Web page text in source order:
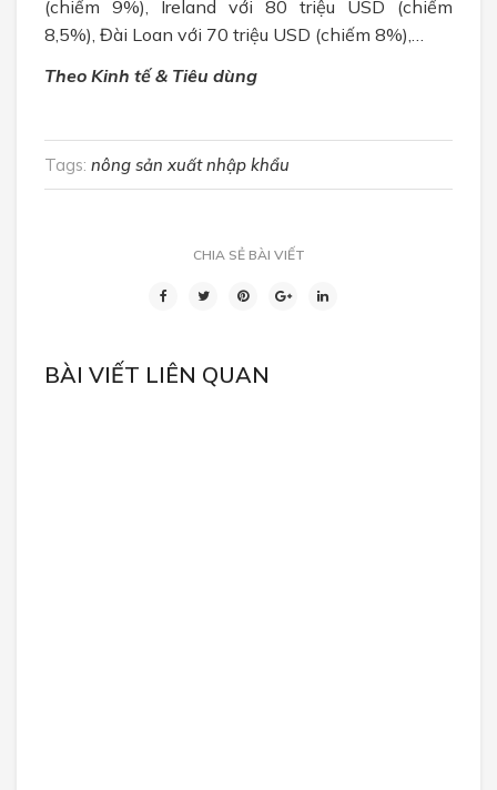
(chiếm 9%), Ireland với 80 triệu USD (chiếm
8,5%), Đài Loan với 70 triệu USD (chiếm 8%),…
Theo Kinh tế & Tiêu dùng
Tags: nông sản xuất nhập khẩu
CHIA SẺ BÀI VIẾT
BÀI VIẾT LIÊN QUAN